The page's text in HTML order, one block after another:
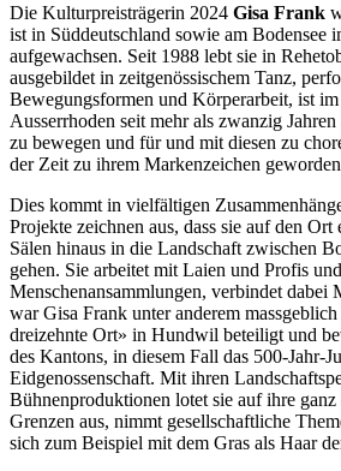
Die Kulturpreisträgerin 2024 Gisa Frank
ist in Süddeutschland sowie am Bodensee
aufgewachsen. Seit 1988 lebt sie in
ausgebildet in zeitgenössischem Tanz,
Bewegungsformen und Körperarbeit, ist
Ausserrhoden seit mehr als zwanzig
zu bewegen und für und mit diesen zu
der Zeit zu ihrem Markenzeichen
Dies kommt in vielfältigen
Projekte zeichnen aus, dass sie auf den Ort
Sälen hinaus in die Landschaft zwischen
gehen. Sie arbeitet mit Laien und Profis
Menschenansammlungen, verbindet
war Gisa Frank unter anderem
dreizehnte Ort» in Hundwil beteiligt und
des Kantons, in diesem Fall das 500-Jahr-
Eidgenossenschaft. Mit ihren
Bühnenproduktionen lotet sie auf ihre
Grenzen aus, nimmt gesellschaftliche
sich zum Beispiel mit dem Gras als Haar